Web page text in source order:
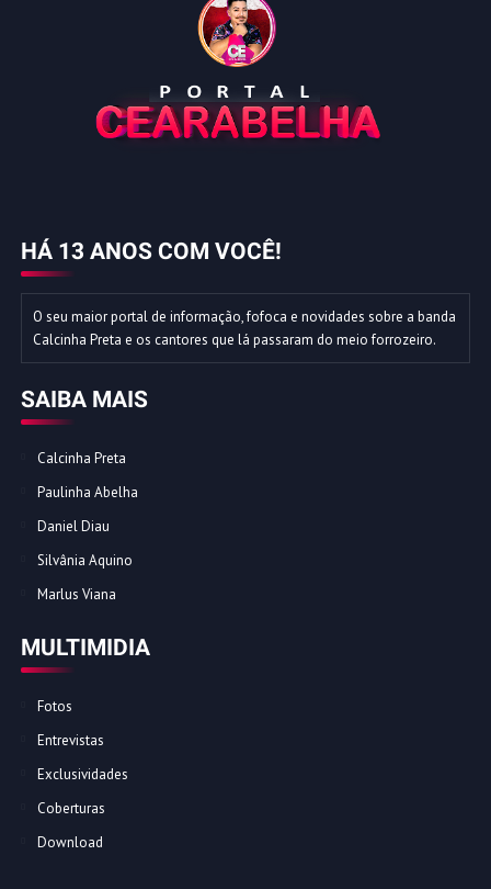
HÁ 13 ANOS COM VOCÊ!
O seu maior portal de informação, fofoca e novidades sobre a banda
Calcinha Preta e os cantores que lá passaram do meio forrozeiro.
SAIBA MAIS
Calcinha Preta
Paulinha Abelha
Daniel Diau
Silvânia Aquino
Marlus Viana
MULTIMIDIA
Fotos
Entrevistas
Exclusividades
Coberturas
Download